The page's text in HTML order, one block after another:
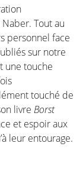
Tout au
personnel face
sur notre
une touche
touché de
livre Borst
et espoir aux
leur entourage.